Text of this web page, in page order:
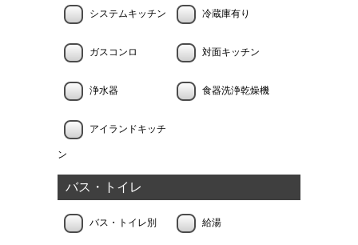
システムキッチン 冷蔵庫有り
ガスコンロ 対面キッチン
浄水器 食器洗浄乾燥機
アイランドキッチ
ン
バス・トイレ
バス・トイレ別 給湯